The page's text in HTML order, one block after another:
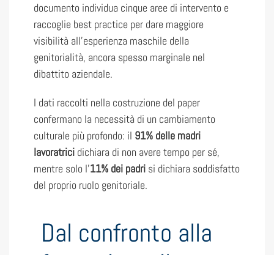
documento individua cinque aree di intervento e
raccoglie best practice per dare maggiore
visibilità all’esperienza maschile della
genitorialità, ancora spesso marginale nel
dibattito aziendale.
I dati raccolti nella costruzione del paper
confermano la necessità di un cambiamento
culturale più profondo: il 91% delle madri
lavoratrici dichiara di non avere tempo per sé,
mentre solo l’11% dei padri si dichiara soddisfatto
del proprio ruolo genitoriale.
Dal confronto alla